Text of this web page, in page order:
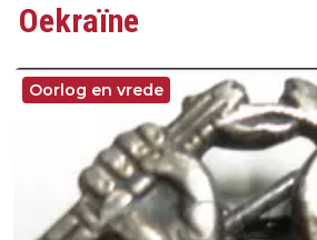
Oekraïne
Oorlog en vrede